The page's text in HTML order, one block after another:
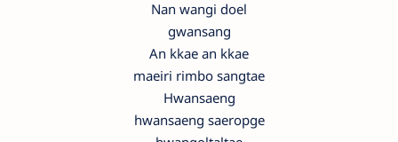
Nan wangi doel
gwansang
An kkae an kkae
maeiri rimbo sangtae
Hwansaeng
hwansaeng saeropge